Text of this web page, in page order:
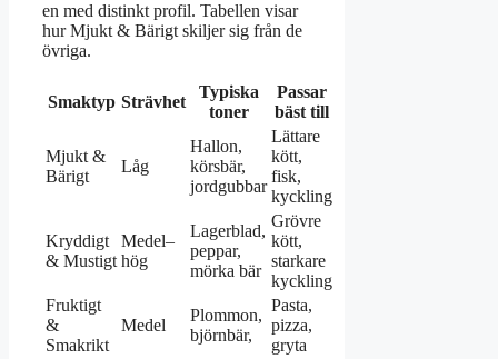
en med distinkt profil. Tabellen visar
hur Mjukt & Bärigt skiljer sig från de
övriga.
Smaktyp Strävhet
Typiska
toner
Passar
bäst till
Mjukt &
Bärigt
Låg
Hallon,
körsbär,
jordgubbar
Lättare
kött,
fisk,
kyckling
Kryddigt
& Mustigt
Medel–
hög
Lagerblad,
peppar,
mörka bär
Grövre
kött,
starkare
kyckling
Fruktigt
&
Smakrikt
Medel
Plommon,
björnbär,
Pasta,
pizza,
gryta